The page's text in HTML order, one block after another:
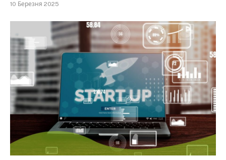
10 Березня 2025